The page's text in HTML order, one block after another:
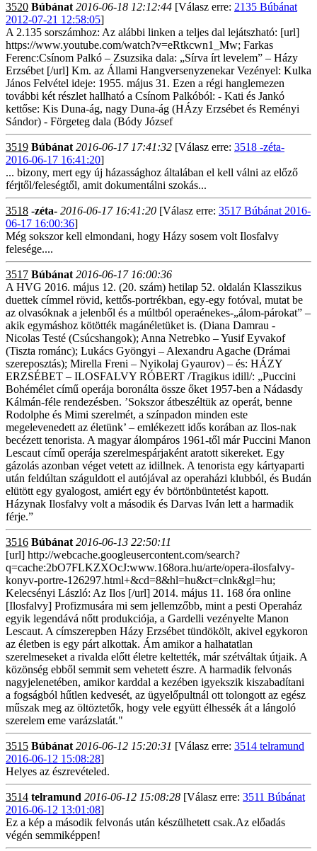
3520 Búbánat 2016-06-18 12:12:44 [Válasz erre: 2135 Búbánat
2012-07-21 12:58:05]
A 2.135 sorszámhoz: Az alábbi linken a teljes dal lejátszható: [url]
https://www.youtube.com/watch?v=eRtkcwn1_Mw; Farkas
Ferenc:Csínom Palkó – Zsuzsika dala: „Sírva írt levelem” – Házy
Erzsébet [/url] Km. az Állami Hangversenyzenekar Vezényel: Kulka
János Felvétel ideje: 1955. május 31. Ezen a régi hanglemezen
további két részlet hallható a Csínom Palkóból: - Kati és Jankó
kettőse: Kis Duna-ág, nagy Duna-ág (HÁzy Erzsébet és Reményi
Sándor) - Förgeteg dala (Bódy József
3519 Búbánat 2016-06-17 17:41:32 [Válasz erre: 3518 -zéta-
2016-06-17 16:41:20]
... bizony, mert egy új házassághoz általában el kell válni az előző
férjtől/feleségtől, amit dokumentálni szokás...
3518 -zéta- 2016-06-17 16:41:20 [Válasz erre: 3517 Búbánat 2016-
06-17 16:00:36]
Még sokszor kell elmondani, hogy Házy sosem volt Ilosfalvy
felesége....
3517 Búbánat 2016-06-17 16:00:36
A HVG 2016. május 12. (20. szám) hetilap 52. oldalán Klasszikus
duettek címmel rövid, kettős-portrékban, egy-egy fotóval, mutat be
az olvasóknak a jelenből és a múltból operaénekes-„álom-párokat” –
akik egymáshoz kötötték magánéletüket is. (Diana Damrau -
Nicolas Testé (Csúcshangok); Anna Netrebko – Yusif Eyvakof
(Tiszta románc); Lukács Gyöngyi – Alexandru Agache (Drámai
szereposztás); Mirella Freni – Nyikolaj Gyaurov) – és: HÁZY
ERZSÉBET – ILOSFALVY RÓBERT /Tragikus idill/: „Puccini
Bohémélet című operája boronálta össze őket 1957-ben a Nádasdy
Kálmán-féle rendezésben. ’Sokszor átbeszéltük az operát, benne
Rodolphe és Mimi szerelmét, a színpadon minden este
megelevenedett az életünk’ – emlékezett idős korában az Ilos-nak
becézett tenorista. A magyar álompáros 1961-től már Puccini Manon
Lescaut című operája szerelmespárjaként aratott sikereket. Egy
gázolás azonban véget vetett az idillnek. A tenorista egy kártyaparti
után feldúltan száguldott el autójával az operaházi klubból, és Budán
elütött egy gyalogost, amiért egy év börtönbüntetést kapott.
Házynak Ilosfalvy volt a második és Darvas Iván lett a harmadik
férje.”
3516 Búbánat 2016-06-13 22:50:11
[url] http://webcache.googleusercontent.com/search?
q=cache:2bO7FLKZXOcJ:www.168ora.hu/arte/opera-ilosfalvy-
konyv-portre-126297.html+&cd=8&hl=hu&ct=clnk&gl=hu;
Kelecsényi László: Az Ilos [/url] 2014. május 11. 168 óra online
[Ilosfalvy] Profizmusára mi sem jellemzőbb, mint a pesti Operaház
egyik legendává nőtt produkciója, a Gardelli vezényelte Manon
Lescaut. A címszerepben Házy Erzsébet tündökölt, akivel egykoron
az életben is egy párt alkottak. Ám amikor a halhatatlan
szerelmeseket a rivalda előtt életre keltették, már szétváltak útjaik. A
közönség ebből semmit sem vehetett észre. A harmadik felvonás
nagyjelenetében, amikor karddal a kezében igyekszik kiszabadítani
a fogságból hűtlen kedvesét, az ügyelőpultnál ott tolongott az egész
műszak meg az öltöztetők, hogy vele együtt élhessék át a lángoló
szerelem eme varázslatát."
3515 Búbánat 2016-06-12 15:20:31 [Válasz erre: 3514 telramund
2016-06-12 15:08:28]
Helyes az észrevételed.
3514 telramund 2016-06-12 15:08:28 [Válasz erre: 3511 Búbánat
2016-06-12 13:01:08]
Ez a kép a második felvonás után készülhetett csak.Az előadás
végén semmiképpen!